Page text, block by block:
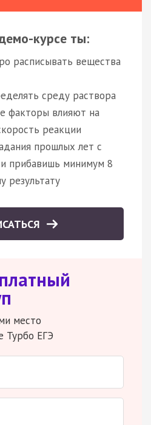
курсе ты:
расписывать вещества
среду раствора
факторы влияют на
реакции
прошлых лет с
прибавишь минимум 8
результату
место
Турбо ЕГЭ